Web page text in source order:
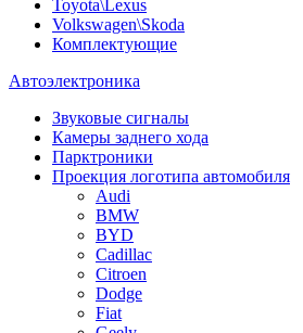
Toyota\Lexus
Volkswagen\Skoda
Комплектующие
Автоэлектроника
Звуковые сигналы
Камеры заднего хода
Парктроники
Проекция логотипа автомобиля
Audi
BMW
BYD
Cadillac
Citroen
Dodge
Fiat